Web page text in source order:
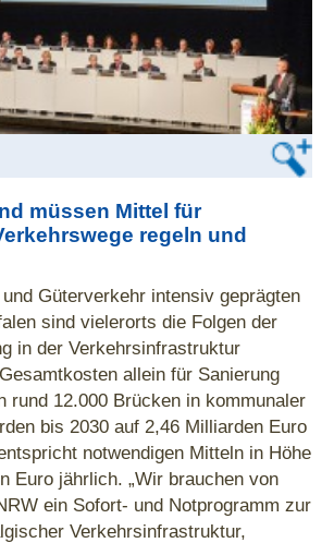
müssen Mittel für
regeln und
Güterverkehr intensiv geprägten
sind vielerorts die Folgen der
in der Verkehrsinfrastruktur
allein für Sanierung
rund 12.000 Brücken in kommunaler
bis 2030 auf 2,46 Milliarden Euro
notwendigen Mitteln in Höhe
Euro jährlich. „Wir brauchen von
ein Sofort- und Notprogramm zur
Verkehrsinfrastruktur,